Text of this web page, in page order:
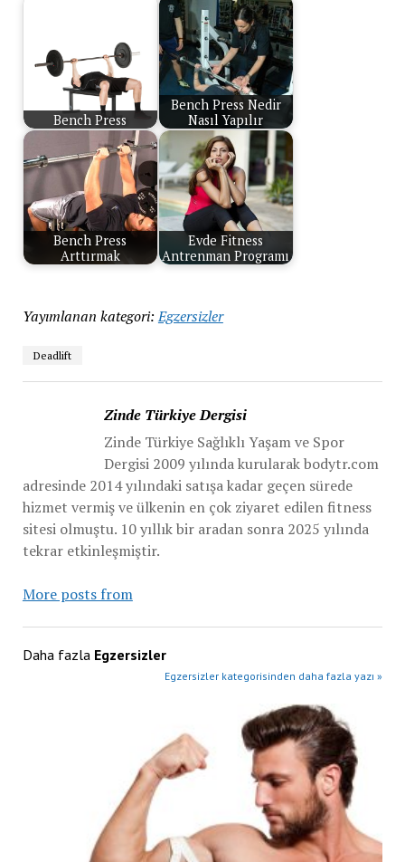
Bench Press
Bench Press Nedir
Nasıl Yapılır
Bench Press
Arttırmak
Evde Fitness
Antrenman Programı
Yayımlanan kategori: Egzersizler
Deadlift
Zinde Türkiye Dergisi
Zinde Türkiye Sağlıklı Yaşam ve Spor
Dergisi 2009 yılında kurularak bodytr.com
adresinde 2014 yılındaki satışa kadar geçen sürede
hizmet vermiş ve ülkenin en çok ziyaret edilen fitness
sitesi olmuştu. 10 yıllık bir aradan sonra 2025 yılında
tekrar etkinleşmiştir.
More posts from
Daha fazla Egzersizler
Egzersizler kategorisinden daha fazla yazı »